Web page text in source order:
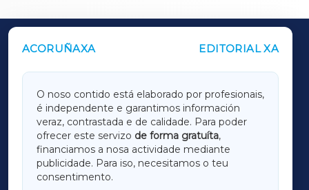
ACORUÑAXA EDITORIAL XA
O noso contido está elaborado por profesionais,
é independente e garantimos información
veraz, contrastada e de calidade. Para poder
ofrecer este servizo de forma gratuíta,
financiamos a nosa actividade mediante
publicidade. Para iso, necesitamos o teu
consentimento.
OUTROS PERIÓDICOS
LUGOXA
TERRACHAXA